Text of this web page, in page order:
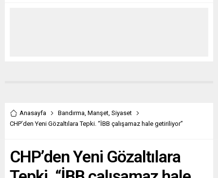
Anasayfa Bandırma Manşet Siyaset
CHP’den Yeni Gözaltılara Tepki. “İBB çalışamaz hale getiriliyor”
CHP’den Yeni Gözaltılara